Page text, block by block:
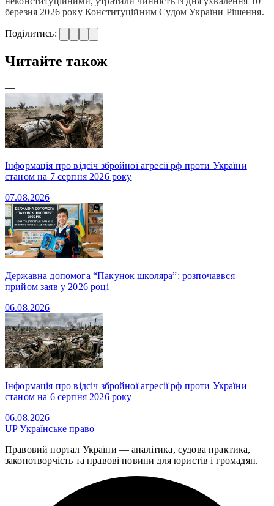
березня 2026 року Конституційним Судом України Рішення.
Поділитись:
Читайте також
—
Інформація про відсіч збройної агресії рф проти України
станом на 7 серпня 2026 року
07.08.2026
Державна допомога “Пакунок школяра”: розпочаввся
прийом заяв у 2026 році
06.08.2026
Інформація про відсіч збройної агресії рф проти України
станом на 6 серпня 2026 року
06.08.2026
UPУкраїнське право
Правовий портал України — аналітика, судова практика,
законотворчість та правові новини для юристів і громадян.